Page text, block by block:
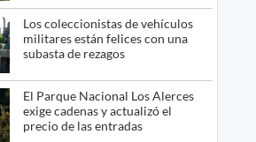
Los coleccionistas de vehículos
militares están felices con una
subasta de rezagos
El Parque Nacional Los Alerces
exige cadenas y actualizó el
precio de las entradas